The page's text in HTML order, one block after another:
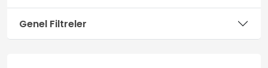
Genel Filtreler